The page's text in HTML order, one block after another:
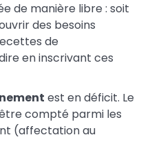
de manière libre : soit
des besoins
de
en inscrivant ces
est en déficit. Le
compté parmi les
(affectation au